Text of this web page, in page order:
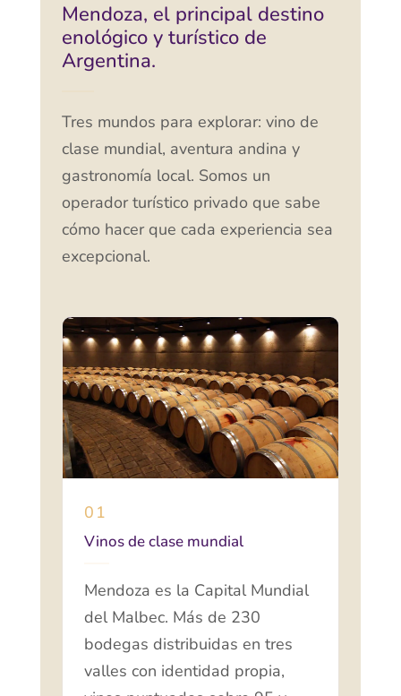
Mendoza, el principal destino
enológico y turístico de
Argentina.
Tres mundos para explorar: vino de
clase mundial, aventura andina y
gastronomía local. Somos un
operador turístico privado que sabe
cómo hacer que cada experiencia sea
excepcional.
01
Vinos de clase mundial
Mendoza es la Capital Mundial
del Malbec. Más de 230
bodegas distribuidas en tres
valles con identidad propia,